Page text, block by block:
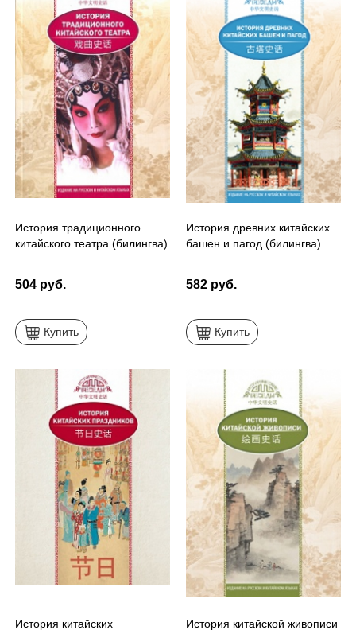
История традиционного
китайского театра (билингва)
504 руб.
Купить
История древних китайских
башен и пагод (билингва)
582 руб.
Купить
История китайских
История китайской живописи